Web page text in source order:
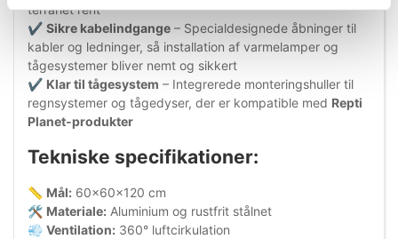
terrariet rent
✔ Sikre kabelindgange – Specialdesignede åbninger til
kabler og ledninger, så installation af varmelamper og
tågesystemer bliver nemt og sikkert
✔ Klar til tågesystem – Integrerede monteringshuller til
regnsystemer og tågedyser, der er kompatible med Repti
Planet-produkter
Tekniske specifikationer:
📏 Mål: 60x60x120 cm
🛠 Materiale: Aluminium og rustfrit stålnet
💨 Ventilation: 360° luftcirkulation